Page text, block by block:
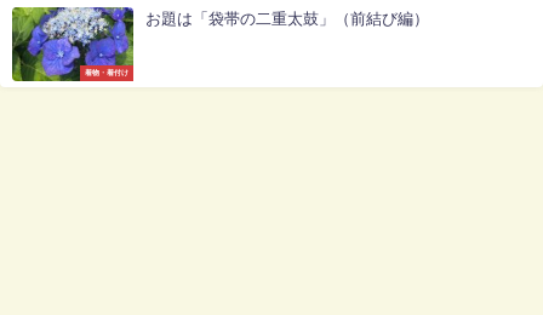
着物・着付け
お題は「袋帯の二重太鼓」（前結び編）